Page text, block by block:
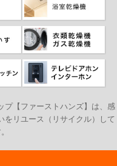
プ【ファーストハンズ】は、感
をリユース（リサイクル）して